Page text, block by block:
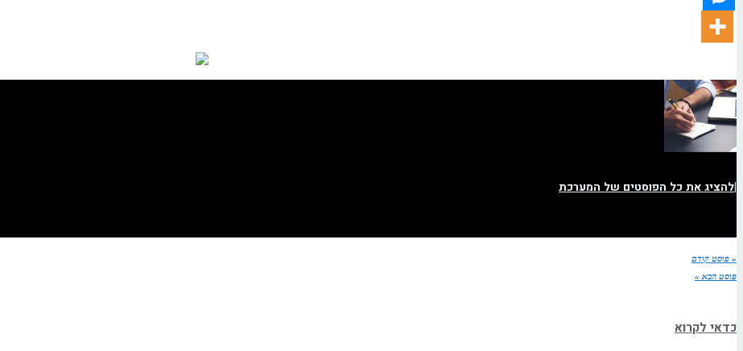
|להציג את כל הפוסטים של המערכת
« פוסט קודם
פוסט הבא »
כדאי לקרוא